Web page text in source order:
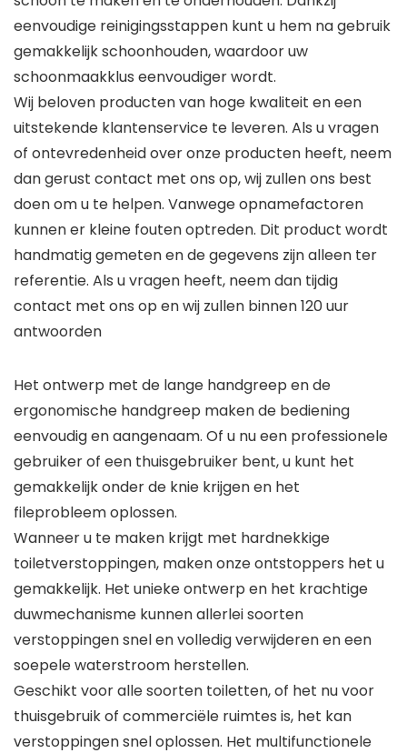
eenvoudige reinigingsstappen kunt u hem na gebruik
gemakkelijk schoonhouden, waardoor uw
schoonmaakklus eenvoudiger wordt.
Wij beloven producten van hoge kwaliteit en een
uitstekende klantenservice te leveren. Als u vragen
of ontevredenheid over onze producten heeft, neem
dan gerust contact met ons op, wij zullen ons best
doen om u te helpen. Vanwege opnamefactoren
kunnen er kleine fouten optreden. Dit product wordt
handmatig gemeten en de gegevens zijn alleen ter
referentie. Als u vragen heeft, neem dan tijdig
contact met ons op en wij zullen binnen 120 uur
antwoorden
Het ontwerp met de lange handgreep en de
ergonomische handgreep maken de bediening
eenvoudig en aangenaam. Of u nu een professionele
gebruiker of een thuisgebruiker bent, u kunt het
gemakkelijk onder de knie krijgen en het
fileprobleem oplossen.
Wanneer u te maken krijgt met hardnekkige
toiletverstoppingen, maken onze ontstoppers het u
gemakkelijk. Het unieke ontwerp en het krachtige
duwmechanisme kunnen allerlei soorten
verstoppingen snel en volledig verwijderen en een
soepele waterstroom herstellen.
Geschikt voor alle soorten toiletten, of het nu voor
thuisgebruik of commerciële ruimtes is, het kan
verstoppingen snel oplossen. Het multifunctionele